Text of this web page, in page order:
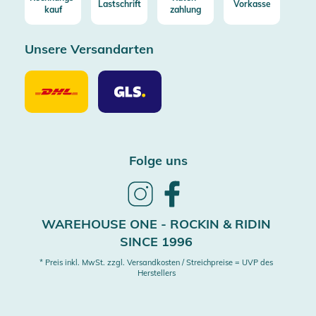
kauf
Lastschrift
zahlung
Vorkasse
Unsere Versandarten
Unsere
Versandarten
DHL
Unsere
Versandarten
GLS
Folge uns
Follow
InstagramFacebook
WAREHOUSE ONE - ROCKIN & RIDIN
SINCE 1996
* Preis inkl. MwSt. zzgl. Versandkosten / Streichpreise = UVP des
Herstellers